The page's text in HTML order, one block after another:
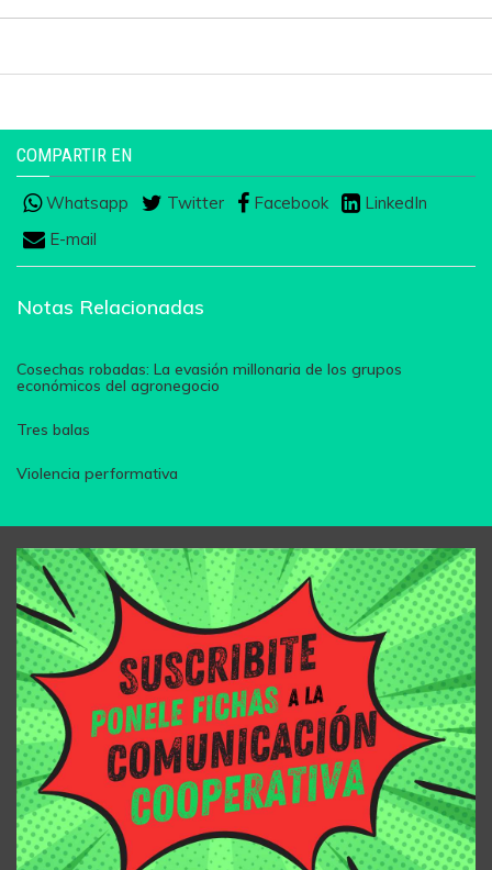
COMPARTIR EN
Whatsapp Twitter Facebook
LinkedIn
E-mail
Notas Relacionadas
Cosechas robadas: La evasión millonaria de los grupos
económicos del agronegocio
Tres balas
Violencia performativa